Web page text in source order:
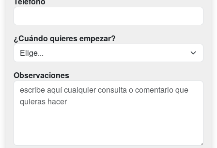
¿Cuándo quieres empezar?
Observaciones